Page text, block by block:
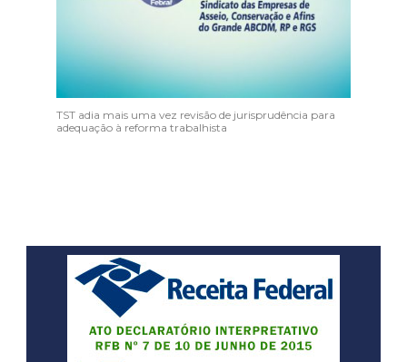
TST adia mais uma vez revisão de jurisprudência para
adequação à reforma trabalhista